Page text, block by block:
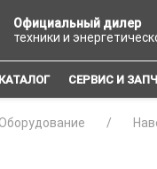
Официальный дилер
техники и
КАТАЛОГ СЕРВИС И
Оборудование